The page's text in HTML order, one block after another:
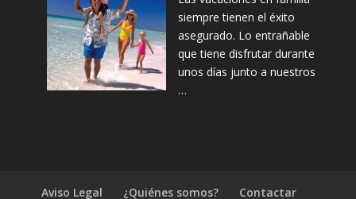
siempre tienen el éxito
asegurado. Lo entrañable
que tiene disfrutar durante
unos días junto a nuestros
…
Aviso Legal ¿Quiénes somos? Contactar